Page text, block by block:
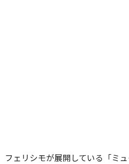
フェリシモが展開している「ミ